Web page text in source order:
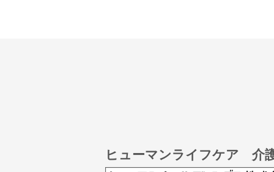
ヒューマンライフケア 介